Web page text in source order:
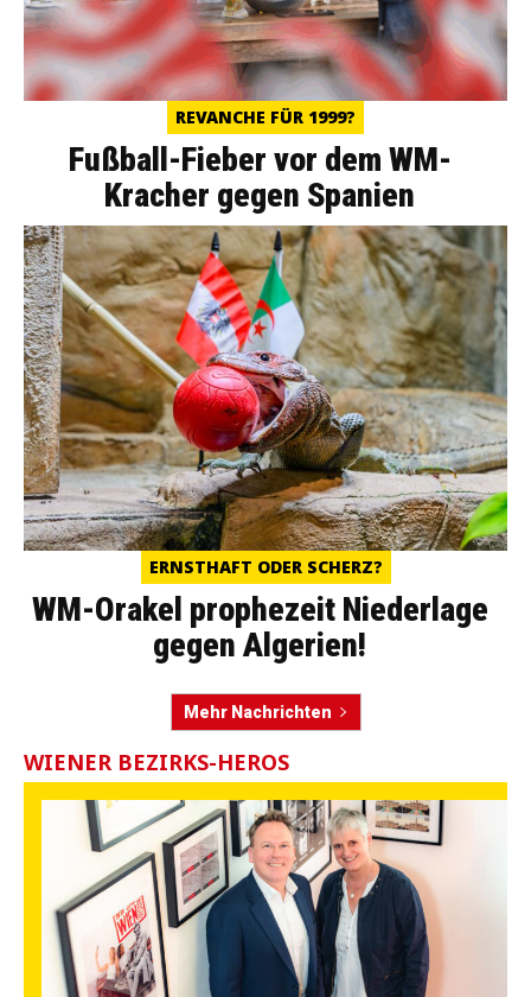
REVANCHE FÜR 1999?
Fußball-Fieber vor dem WM-
Kracher gegen Spanien
ERNSTHAFT ODER SCHERZ?
WM-Orakel prophezeit Niederlage
gegen Algerien!
Mehr Nachrichten
WIENER BEZIRKS-HEROS